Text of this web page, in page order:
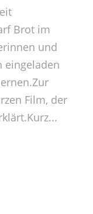
Brot im
und
eingeladen
Film, der